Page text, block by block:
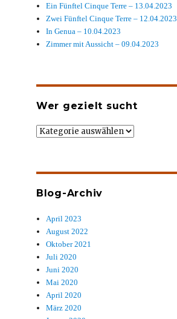
Ein Fünftel Cinque Terre – 13.04.2023
Zwei Fünftel Cinque Terre – 12.04.2023
In Genua – 10.04.2023
Zimmer mit Aussicht – 09.04.2023
Wer gezielt sucht
Wer
Blog-Archiv
April 2023
August 2022
Oktober 2021
Juli 2020
Juni 2020
Mai 2020
April 2020
März 2020